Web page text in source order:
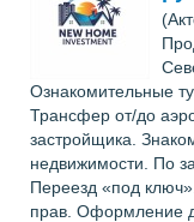
Ознакомительные
Трансфер от/до
застройщика.
недвижимости. По
Переезд «под
прав. Оформление